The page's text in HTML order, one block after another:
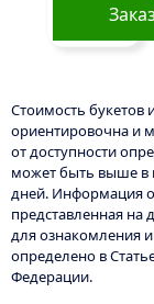
Стоимость букетов
ориентировочна и
от доступности
может быть выше в
дней. Информация о
представленная на
для ознакомления
определено в
Федерации.